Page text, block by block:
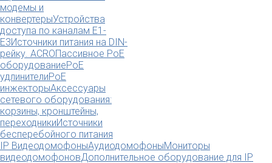
модемы и
конвертерыУстройства
доступа по каналам E1-
E3Источники питания на DIN-
рейку. ACROПассивное PoE
оборудованиеPoE
удлинителиPoE
инжекторыАксессуары
сетевого оборудования:
корзины, кронштейны,
переходникиИсточники
бесперебойного питания
IP ВидеодомофоныАудиодомофоныМониторы
видеодомофоновДополнительное оборудование для IP